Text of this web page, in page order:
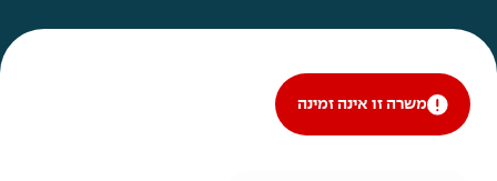
משרה זו אינה זמינה